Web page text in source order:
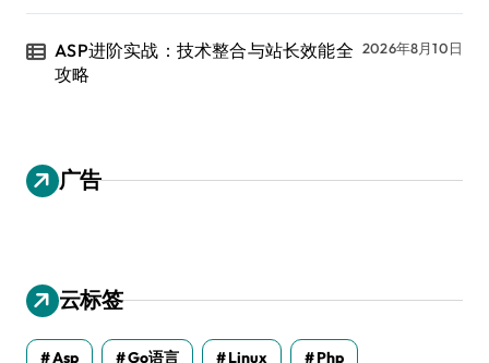
ASP进阶实战：技术整合与站长效能全
攻略
2026年8月10日
广告
云标签
Asp Go语言 Linux Php